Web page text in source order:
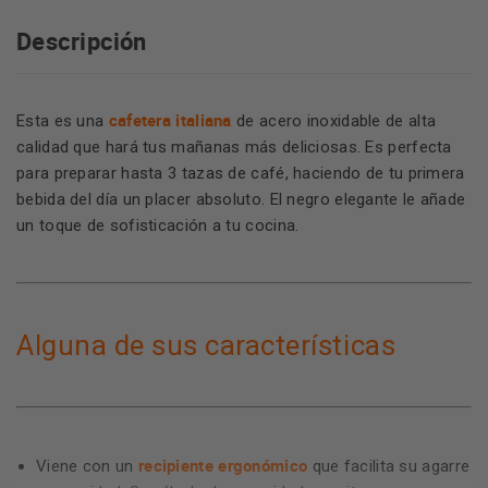
Descripción
Esta es una cafetera italiana de acero inoxidable de alta
calidad que hará tus mañanas más deliciosas. Es perfecta
para preparar hasta 3 tazas de café, haciendo de tu primera
bebida del día un placer absoluto. El negro elegante le añade
un toque de sofisticación a tu cocina.
Alguna de sus características
Viene con un recipiente ergonómico que facilita su agarre